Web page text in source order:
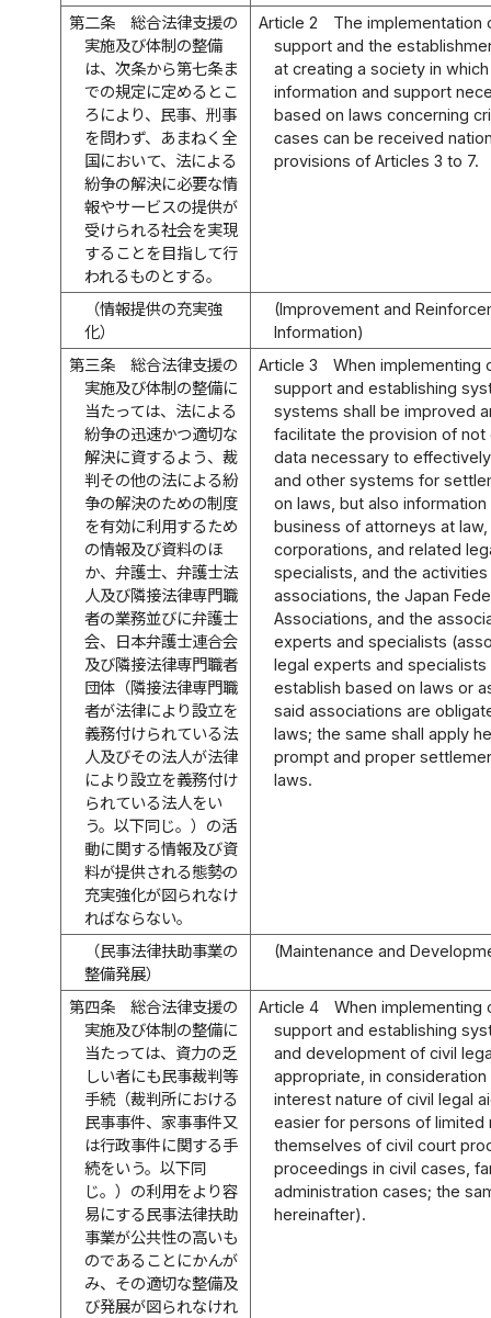
第二条
総合法律支援の
実施及び体制の整備
は、次条から第七条ま
での規定に定めるとこ
ろにより、民事、刑事
を問わず、あまねく全
国において、法による
紛争の解決に必要な情
報やサービスの提供が
受けられる社会を実現
することを目指して行
われるものとする。
Article 2
The implementation
support and the
at creating a society in
information and support
based on laws concerning
cases can be received
provisions of Articles 3 to 7.
（情報提供の充実強
化）
(Improvement and
Information)
第三条
総合法律支援の
実施及び体制の整備に
当たっては、法による
紛争の迅速かつ適切な
解決に資するよう、裁
判その他の法による紛
争の解決のための制度
を有効に利用するため
の情報及び資料のほ
か、弁護士、弁護士法
人及び隣接法律専門職
者の業務並びに弁護士
会、日本弁護士連合会
及び隣接法律専門職者
団体（隣接法律専門職
者が法律により設立を
義務付けられている法
人及びその法人が法律
により設立を義務付け
られている法人をい
う。以下同じ。）の活
動に関する情報及び資
料が提供される態勢の
充実強化が図られなけ
ればならない。
Article 3
When implementing
support and establishing
systems shall be improved
facilitate the provision of not
data necessary to
and other systems for
on laws, but also
business of attorneys at
corporations, and related
specialists, and the
associations, the Japan
Associations, and the
experts and specialists
legal experts and
establish based on laws or
said associations are
laws; the same shall apply
prompt and proper
laws.
（民事法律扶助事業の
整備発展）
(Maintenance and
第四条
総合法律支援の
実施及び体制の整備に
当たっては、資力の乏
しい者にも民事裁判等
手続（裁判所における
民事事件、家事事件又
は行政事件に関する手
続をいう。以下同
じ。）の利用をより容
易にする民事法律扶助
事業が公共性の高いも
のであることにかんが
み、その適切な整備及
び発展が図られなけれ
Article 4
When implementing
support and establishing
and development of civil
appropriate, in
interest nature of civil legal
easier for persons of limited
themselves of civil court
proceedings in civil cases,
administration cases; the
hereinafter).